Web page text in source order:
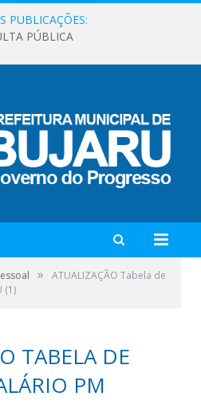
PUBLICAÇÕES:
PÚBLICA
»
ATUALIZAÇÃO Tabela de
(1)
TABELA DE
PM